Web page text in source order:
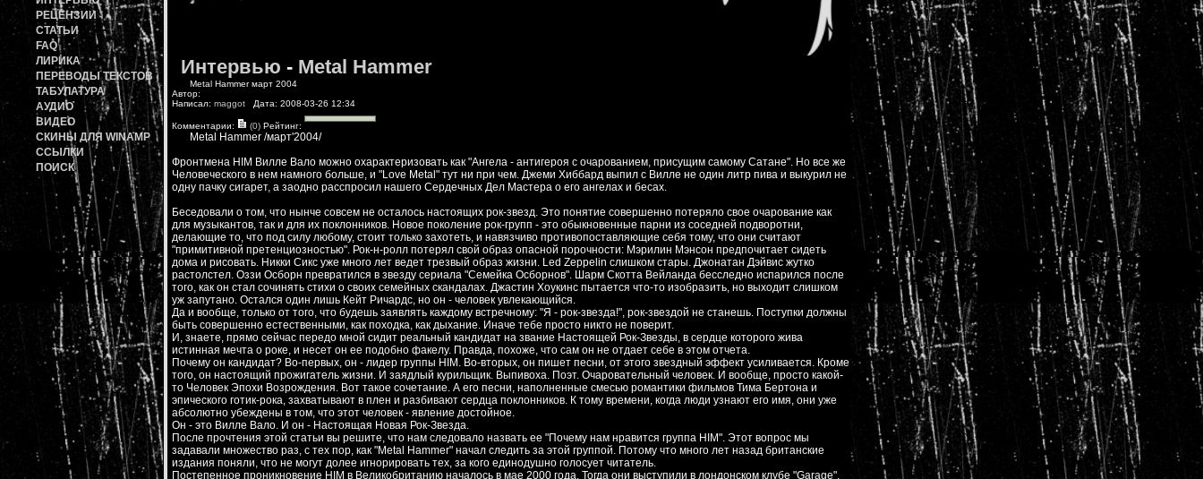
РЕЦЕНЗИИ
СТАТЬИ
FAQ
ЛИРИКА
ПЕРЕВОДЫ ТЕКСТОВ
ТАБУЛАТУРА
АУДИО
ВИДЕО
СКИНЫ ДЛЯ WINAMP
ССЫЛКИ
ПОИСК
Интервью - Metal Hammer
Metal Hammer март 2004
Автор:
Написал: maggot Дата: 2008-03-26 12:34
Комментарии: (0) Рейтинг:
Metal Hammer /март'2004/
Фронтмена HIM Вилле Вало можно охарактеризовать как "Ангела - антигероя с очарованием, присущим самому Сатане". Но все же
Человеческого в нем намного больше, и "Love Metal" тут ни при чем. Джеми Хиббард выпил с Вилле не один литр пива и выкурил не
одну пачку сигарет, а заодно расспросил нашего Сердечных Дел Мастера о его ангелах и бесах.
Беседовали о том, что нынче совсем не осталось настоящих рок-звезд. Это понятие совершенно потеряло свое очарование как
для музыкантов, так и для их поклонников. Новое поколение рок-групп - это обыкновенные парни из соседней подворотни,
делающие то, что под силу любому, стоит только захотеть, и навязчиво противопоставляющие себя тому, что они считают
"примитивной претенциозностью". Рок-н-ролл потерял свой образ опасной порочности: Мэрилин Мэнсон предпочитает сидеть
дома и рисовать. Никки Сикс уже много лет ведет трезвый образ жизни. Led Zeppelin слишком стары. Джонатан Дэйвис жутко
растолстел. Оззи Осборн превратился в звезду сериала "Семейка Осборнов". Шарм Скотта Вейланда бесследно испарился после
того, как он стал сочинять стихи о своих семейных скандалах. Джастин Хоукинс пытается что-то изобразить, но выходит слишком
уж запутано. Остался один лишь Кейт Ричардс, но он - человек увлекающийся.
Да и вообще, только от того, что будешь заявлять каждому встречному: "Я - рок-звезда!", рок-звездой не станешь. Поступки должны
быть совершенно естественными, как походка, как дыхание. Иначе тебе просто никто не поверит.
И, знаете, прямо сейчас передо мной сидит реальный кандидат на звание Настоящей Рок-Звезды, в сердце которого жива
истинная мечта о роке, и несет он ее подобно факелу. Правда, похоже, что сам он не отдает себе в этом отчета.
Почему он кандидат? Во-первых, он - лидер группы HIM. Во-вторых, он пишет песни, от этого звездный эффект усиливается. Кроме
того, он настоящий прожигатель жизни. И заядлый курильщик. Выпивоха. Поэт. Очаровательный человек. И вообще, просто какой-
то Человек Эпохи Возрождения. Вот такое сочетание. А его песни, наполненные смесью романтики фильмов Тима Бертона и
эпического готик-рока, захватывают в плен и разбивают сердца поклонников. К тому времени, когда люди узнают его имя, они уже
абсолютно убеждены в том, что этот человек - явление достойное.
Он - это Вилле Вало. И он - Настоящая Новая Рок-Звезда.
После прочтения этой статьи вы решите, что нам следовало назвать ее "Почему нам нравится группа HIM". Этот вопрос мы
задавали множество раз, с тех пор, как "Metal Hammer" начал следить за этой группой. Потому что много лет назад британские
издания поняли, что не могут долее игнорировать тех, за кого единодушно голосует читатель.
Постепенное проникновение HIM в Великобританию началось в мае 2000 года. Тогда они выступили в лондонском клубе "Garage",